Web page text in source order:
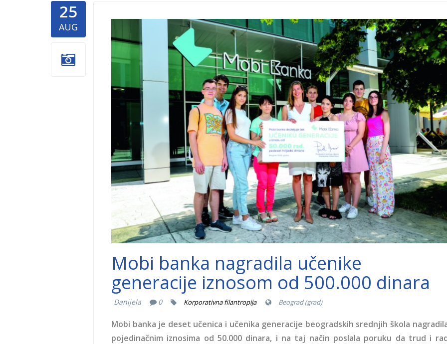
25
AUG
mobi-banka-
Dobročinitim.png
Mobi banka nagradila učenike
generacije iznosom od 500.000 dinara
Danijela 0 Korporativna filantropija Beograd (grad)
Mobi banka je deset učenica i učenika generacije beogradskih srednjih škola
pojedinačnim iznosima od 50.000 dinara, i na taj način poslala poruku da trud i